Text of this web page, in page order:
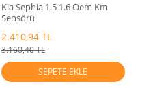
Kia Sephia 1.5 1.6 Oem Km
Sensörü
2.410,94 TL
3.160,40 TL
SEPETE EKLE